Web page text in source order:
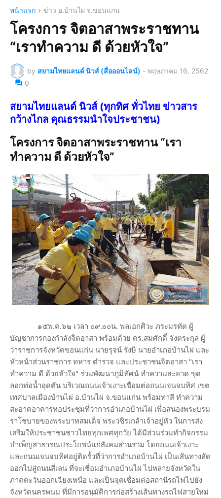
หน้าแรก ข่าว อ.บ้านไผ่ จ.ขอนแก่น
โครงการ จิตอาสาพระราชทาน
“เราทำความ ดี ด้วยหัวใจ”
by สยามไทยแลนด์ นิวส์ (สื่อออนไลน์) - พฤษภาคม 16, 2562
0
สยามไทยแลนด์ นิวส์ (ทุกทิศ ทั่วไทย ข่าวสาร
กว้างไกล คุณธรรมนำใจประชาชน)
โครงการ จิตอาสาพระราชทาน “เรา
ทำความ ดี ด้วยหัวใจ”
๑๕พ.ค.๖๒ เวลา ๐๙.๐๐น. พลเอกศิวะ ภระมรทัต ผู้
บัญชาการกองกำลังจิตอาสา พร้อมด้วย ดร.สมศักดิ์ จังตระกุล ผู้
ว่าราชการจังหวัดขอนแก่น นายรุจน์ รังษี นายอำเภอบ้านไผ่ และ
หัวหน้าส่วนราชการ ทหาร ตำรวจ และประชาชนจิตอาสา "เรา
ทำความ ดี ด้วยหัวใจ" ร่วมพัฒนาภูมิทัศน์ ทำความสะอาด ขุด
ลอกท่อน้ำอุดตัน บริเวณถนนเจ้าเงาะเชื่อมต่อถนนเจนจบทิศ เขต
เทศบาลเมืองบ้านไผ่ อ.บ้านไผ่ จ.ขอนแก่น พร้อมทาสี ทำความ
สะอาดอาคารหอประชุมที่ว่าการอำเภอบ้านไผ่ เพื่อสนองพระบรม
ราโชบายของพระบาทสมเด็จ พระวชิรเกล้าเจ้าอยู่หัว ในการส่ง
เสริมให้ประชาชนชาวไทยทุกเพศทุกวัย ได้มีส่วนร่วมทำกิจกรรม
บำเพ็ญสาธารณประโยชน์แก่สังคมส่วนรวม โดยถนนเจ้าเงาะ
และถนนเจนจบทิศอยู่ติดรั้วที่ว่าการอำเภอบ้านไผ่ เป็นเส้นทางลัด
ออกไปสู่ถนนสี่เลน ที่จะเชื่อมอำเภอบ้านไผ่ ไปหลายจังหวัดใน
ภาคตะวันออกเฉียงเหนือ และเป็นจุดเชื่อมต่อสถานีรถไฟไปยัง
จังหวัดนครพนม ที่มีการอนุมัติการก่อสร้างเส้นทางรถไฟสายใหม่